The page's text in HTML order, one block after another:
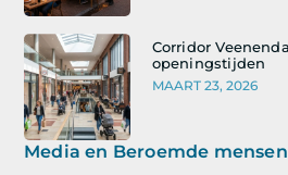
Corridor
openingstijden
MAART 23, 2026
Media en Beroemde mensen